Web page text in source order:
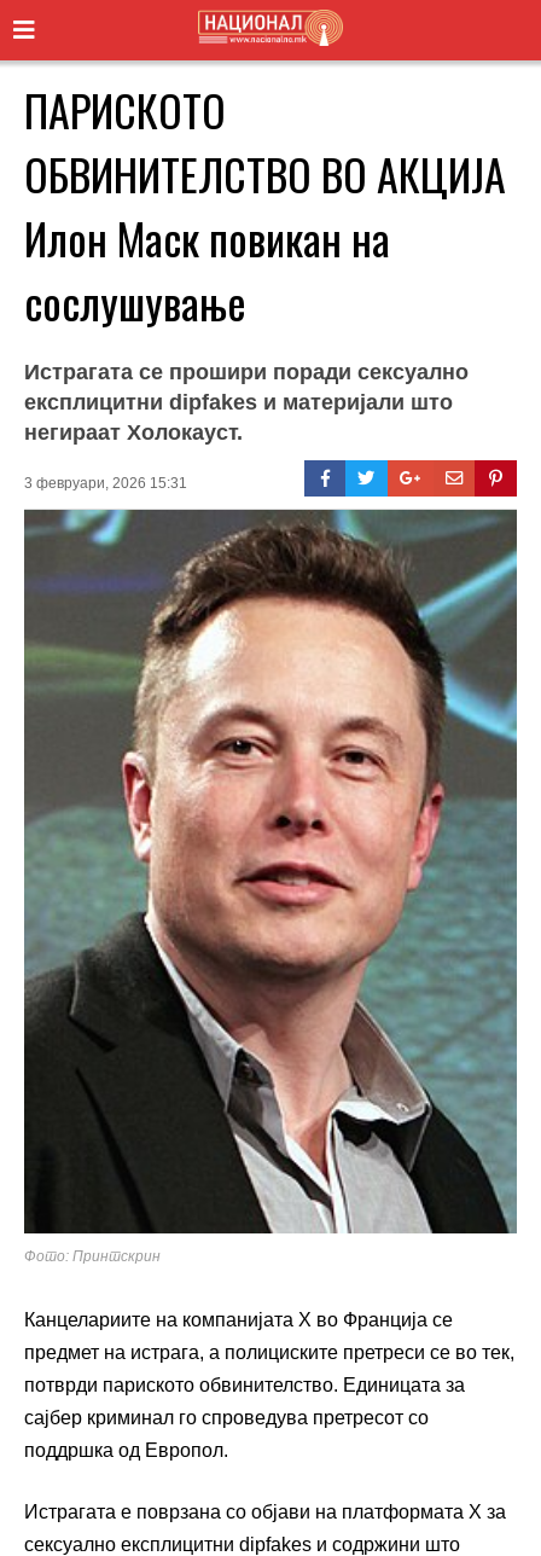
ПАРИСКОТО
ОБВИНИТЕЛСТВО ВО АКЦИЈА
Илон Маск повикан на
сослушување
Истрагата се прошири поради сексуално
експлицитни dipfakes и материјали што
негираат Холокауст.
3 февруари, 2026 15:31
Фото: Принтскрин
Канцелариите на компанијата X во Франција се
предмет на истрага, а полициските претреси се во тек,
потврди париското обвинителство. Единицата за
сајбер криминал го спроведува претресот со
поддршка од Европол.
Истрагата е поврзана со објави на платформата X за
сексуално експлицитни dipfakes и содржини што